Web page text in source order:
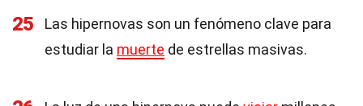
25
Las hipernovas son un fenómeno clave para
estudiar la muerte de estrellas masivas.